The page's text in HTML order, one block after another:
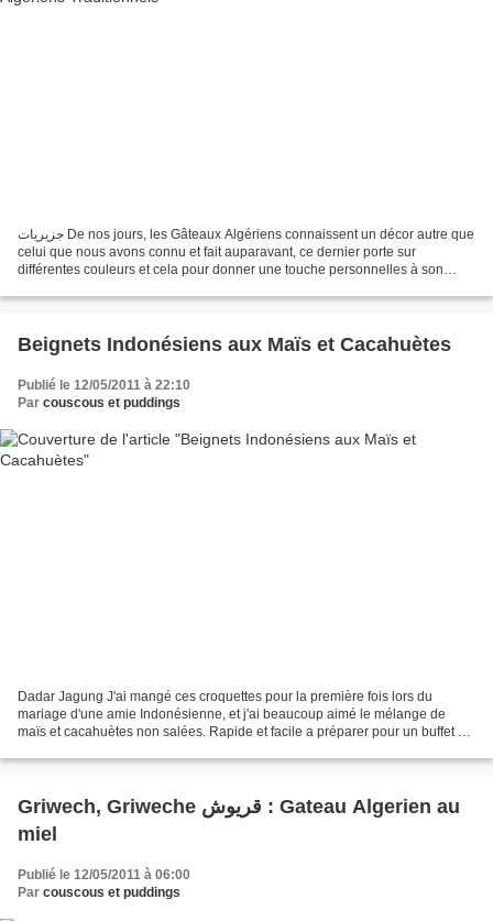
جزيريات De nos jours, les Gâteaux Algériens connaissent un décor autre que
celui que nous avons connu et fait auparavant, ce dernier porte sur
différentes couleurs et cela pour donner une touche personnelles à son
Beignets Indonésiens aux Maïs et Cacahuètes
Publié le 12/05/2011 à 22:10
Par couscous et puddings
Dadar Jagung J'ai mangé ces croquettes pour la première fois lors du
mariage d'une amie Indonésienne, et j'ai beaucoup aimé le mélange de
maïs et cacahuètes non salées. Rapide et facile a préparer pour un buffet ou
Griwech, Griweche قريوش : Gateau Algerien au
miel
Publié le 12/05/2011 à 06:00
Par couscous et puddings